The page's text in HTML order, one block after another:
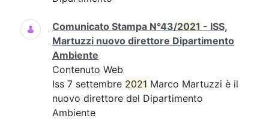
Comunicato Stampa N°43/2021 - ISS,
Martuzzi nuovo direttore Dipartimento
Ambiente
Contenuto Web
Iss 7 settembre 2021 Marco Martuzzi è il
nuovo direttore del Dipartimento
Ambiente